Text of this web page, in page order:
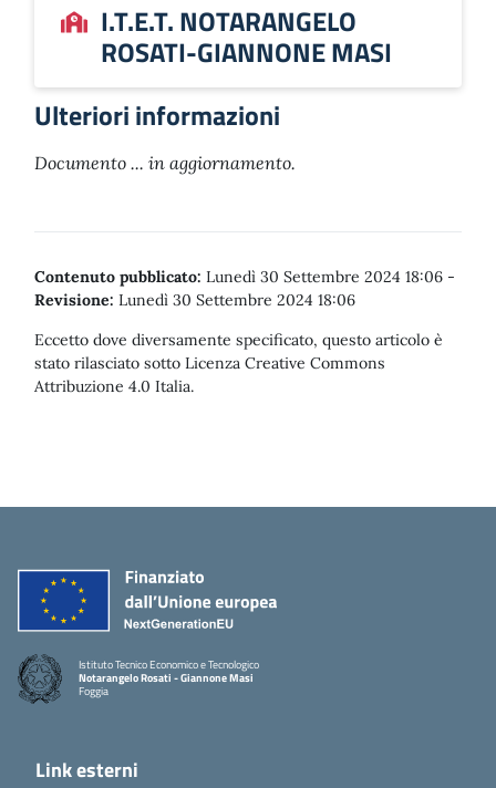
I.T.E.T. NOTARANGELO
ROSATI-GIANNONE MASI
Ulteriori informazioni
Documento ... in aggiornamento.
Contenuto pubblicato: Lunedì 30 Settembre 2024 18:06 -
Revisione: Lunedì 30 Settembre 2024 18:06
Eccetto dove diversamente specificato, questo articolo è
stato rilasciato sotto Licenza Creative Commons
Attribuzione 4.0 Italia.
Istituto Tecnico Economico e Tecnologico
Notarangelo Rosati - Giannone Masi
Foggia
Link esterni